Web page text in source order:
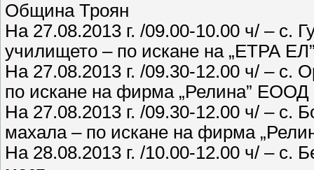
Община Троян
На 27.08.2013 г. /09.00-10.00 ч/ – с.
училището – по искане на „ЕТРА
На 27.08.2013 г. /09.30-12.00 ч/ – с.
по искане на фирма „Релина” ЕООД
На 27.08.2013 г. /09.30-12.00 ч/ – с.
махала – по искане на фирма
На 28.08.2013 г. /10.00-12.00 ч/ – с.